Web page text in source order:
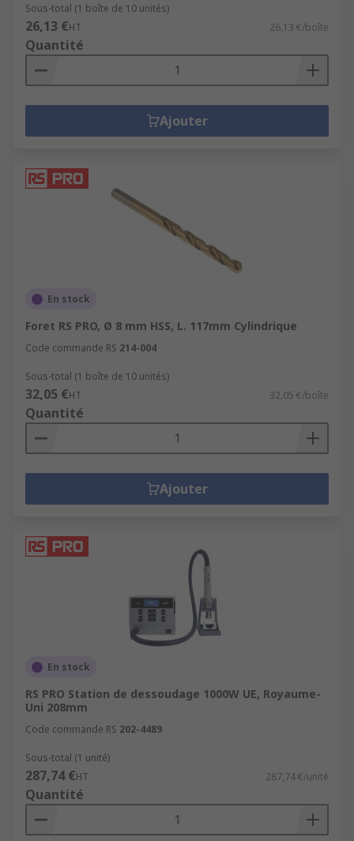
Sous-total (1 boîte de 10 unités)
26,13 €HT 26,13 €/boîte
Quantité
Ajouter
En stock
Foret RS PRO, Ø 8 mm HSS, L. 117mm Cylindrique
Code commande RS 214-004
Sous-total (1 boîte de 10 unités)
32,05 €HT 32,05 €/boîte
Quantité
Ajouter
En stock
RS PRO Station de dessoudage 1000W UE, Royaume-
Uni 208mm
Code commande RS 202-4489
Sous-total (1 unité)
287,74 €HT 287,74 €/unité
Quantité